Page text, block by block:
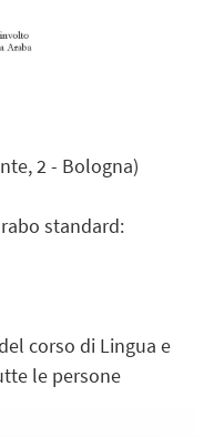
2 - Bologna)
standard:
corso di Lingua e
le persone